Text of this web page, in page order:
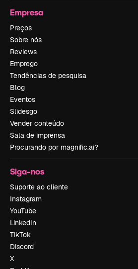
Empresa
Preços
Sobre nós
Reviews
Emprego
Tendências de pesquisa
Blog
Eventos
Slidesgo
Vender conteúdo
Sala de imprensa
Procurando por magnific.ai?
Siga-nos
Suporte ao cliente
Instagram
YouTube
LinkedIn
TikTok
Discord
X